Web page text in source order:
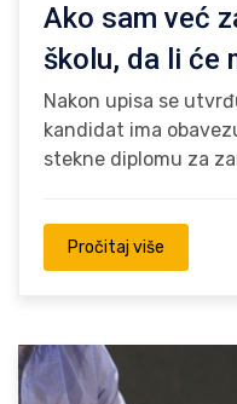
Ako sam već
školu, da li će
Nakon upisa se
kandidat ima
stekne diplomu za
Pročitaj više